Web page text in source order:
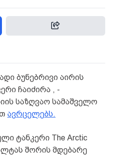
ბუნებრივი აირის
ჩაიძირა , -
საზღვაო სამაშველო
ავრცელებს.
ტანკერი The Arctic
შორის მდებარე